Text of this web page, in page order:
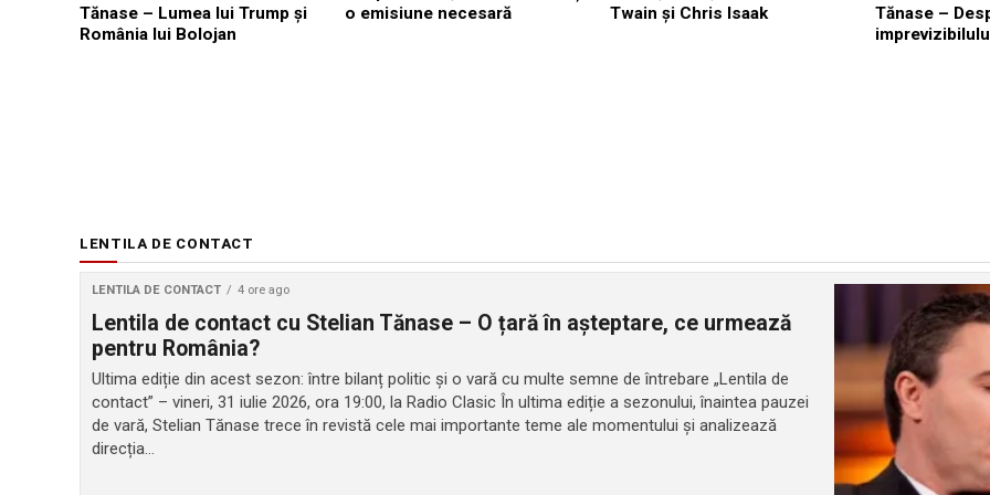
Tănase – Lumea lui Trump și
România lui Bolojan
o emisiune necesară
Twain și Chris Isaak
Tănase –
LENTILA DE CONTACT
LENTILA DE CONTACT 4 ore ago
Lentila de contact cu Stelian Tănase – O țară în așteptare, ce urmează
pentru România?
Ultima ediție din acest sezon: între bilanț politic și o vară cu multe semne de întrebare „Lentila de
contact” – vineri, 31 iulie 2026, ora 19:00, la Radio Clasic În ultima ediție a sezonului, înaintea pauzei
de vară, Stelian Tănase trece în revistă cele mai importante teme ale momentului și analizează
direcția...